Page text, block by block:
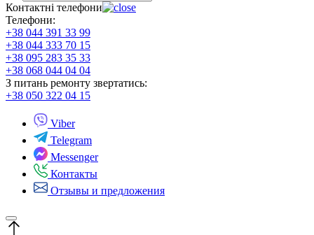
Контактні телефони
Телефони:
+38 044 391 33 99
+38 044 333 70 15
+38 095 283 35 33
+38 068 044 04 04
З питань ремонту звертатись:
+38 050 322 04 15
Viber
Telegram
Messenger
Контакты
Отзывы и предложения